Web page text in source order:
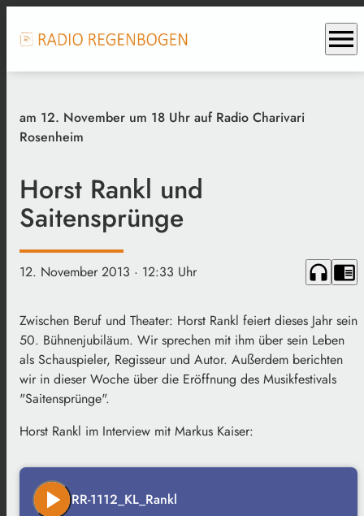
menu
am 12. November um 18 Uhr auf Radio Charivari
Rosenheim
Horst Rankl und
Saitensprünge
12. November 2013 · 12:33 Uhr headphones chrome_reader_mode
Zwischen Beruf und Theater: Horst Rankl feiert dieses Jahr sein
50. Bühnenjubiläum. Wir sprechen mit ihm über sein Leben
als Schauspieler, Regisseur und Autor. Außerdem berichten
wir in dieser Woche über die Eröffnung des Musikfestivals
"Saitensprünge".
Horst Rankl im Interview mit Markus Kaiser:
play_arrow RR-1112_KL_Rankl